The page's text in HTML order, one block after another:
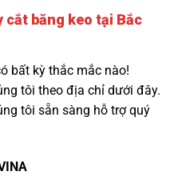
băng keo tại Bắc
bất kỳ thắc mắc nào!
tôi theo địa chỉ dưới đây.
tôi sẵn sàng hỗ trợ quý